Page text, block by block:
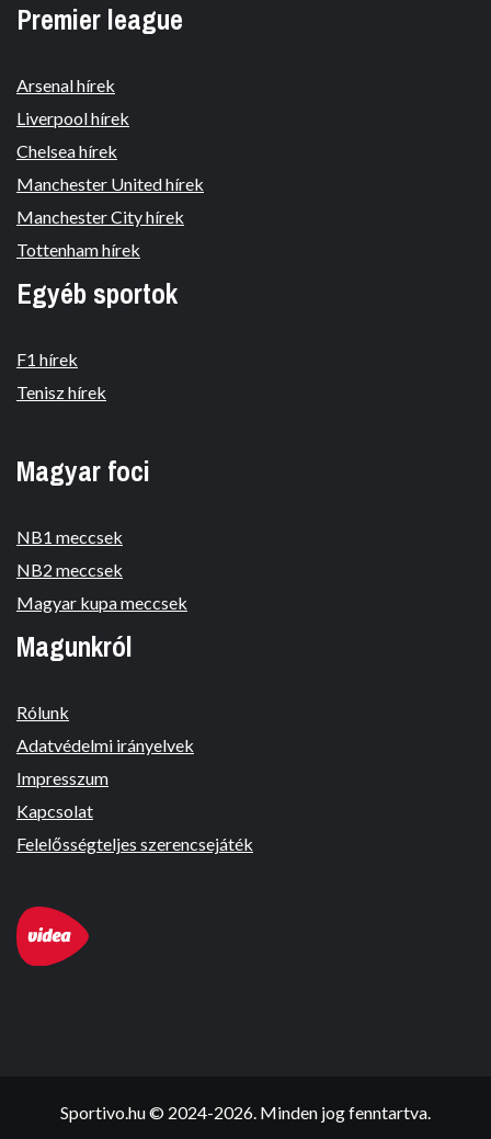
Premier league
Arsenal hírek
Liverpool hírek
Chelsea hírek
Manchester United hírek
Manchester City hírek
Tottenham hírek
Egyéb sportok
F1 hírek
Tenisz hírek
Magyar foci
NB1 meccsek
NB2 meccsek
Magyar kupa meccsek
Magunkról
Rólunk
Adatvédelmi irányelvek
Impresszum
Kapcsolat
Felelősségteljes szerencsejáték
Sportivo.hu © 2024-2026. Minden jog fenntartva.